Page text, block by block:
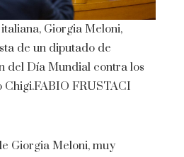
Giorgia Meloni,
de un diputado de
del Día Mundial contra los
Chigi.FABIO FRUSTACI
Giorgia Meloni, muy